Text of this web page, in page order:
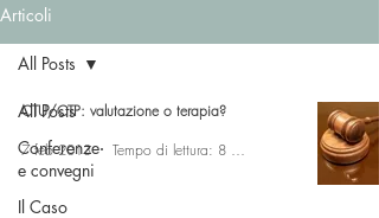
Articoli
All Posts
Conferenze
e convegni
Il Caso
All Posts
CTU/CTP: valutazione o terapia?
7 feb 2013
Tempo di lettura: 8 min